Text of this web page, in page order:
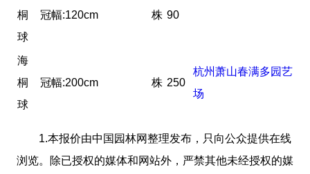
桐
球
冠幅:120cm 株 90
海
桐
球
冠幅:200cm 株 250
杭州萧山春满多园艺
场
1.本报价由中国园林网整理发布，只向公众提供在线
浏览。除已授权的媒体和网站外，严禁其他未经授权的媒